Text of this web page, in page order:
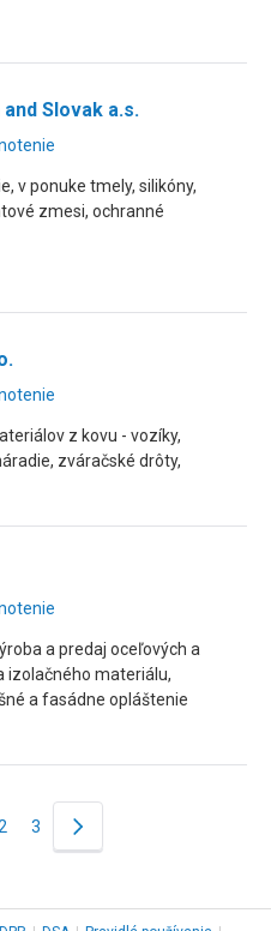
and Slovak a.s.
v ponuke tmely, silikóny,
zmesi, ochranné
z kovu - vozíky,
zváračské drôty,
a predaj oceľových a
izolačného materiálu,
a fasádne opláštenie
3